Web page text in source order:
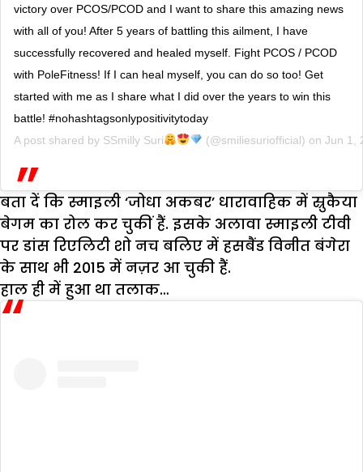
victory over PCOS/PCOD and I want to share this amazing news
with all of you! After 5 years of battling this ailment, I have
successfully recovered and healed myself. Fight PCOS / PCOD
with PoleFitness! If I can heal myself, you can do so too! Get
started with me as I share what I did over the years to win this
battle! #nohashtagsonlypositivitytoday
A post shared by SSmilly Suri (@smiliesuriofficial) on Jun 1,
बता दें कि स्माइली ‘जोधा अकबर’ धारावाहिक में स्रुकैया
बेगम का रोल कर चुकीं हैं. इसके अलावा स्माइली टीवी
पर डांस रिएलिटी शो नच बलिए में हसबैंड विनीत बंगेरा
के साथ भी 2015 में नज़र आ चुकी हैं.
हाल ही में हुआ था तलाक…